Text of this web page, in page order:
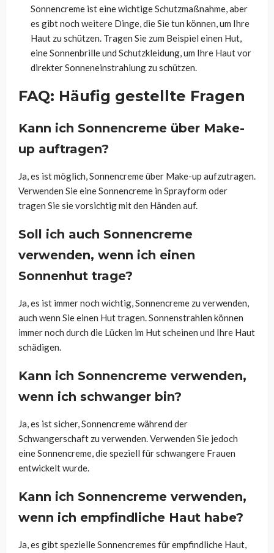
Sonnencreme ist eine wichtige Schutzmaßnahme, aber
es gibt noch weitere Dinge, die Sie tun können, um Ihre
Haut zu schützen. Tragen Sie zum Beispiel einen Hut,
eine Sonnenbrille und Schutzkleidung, um Ihre Haut vor
direkter Sonneneinstrahlung zu schützen.
FAQ: Häufig gestellte Fragen
Kann ich Sonnencreme über Make-
up auftragen?
Ja, es ist möglich, Sonnencreme über Make-up aufzutragen.
Verwenden Sie eine Sonnencreme in Sprayform oder
tragen Sie sie vorsichtig mit den Händen auf.
Soll ich auch Sonnencreme
verwenden, wenn ich einen
Sonnenhut trage?
Ja, es ist immer noch wichtig, Sonnencreme zu verwenden,
auch wenn Sie einen Hut tragen. Sonnenstrahlen können
immer noch durch die Lücken im Hut scheinen und Ihre Haut
schädigen.
Kann ich Sonnencreme verwenden,
wenn ich schwanger bin?
Ja, es ist sicher, Sonnencreme während der
Schwangerschaft zu verwenden. Verwenden Sie jedoch
eine Sonnencreme, die speziell für schwangere Frauen
entwickelt wurde.
Kann ich Sonnencreme verwenden,
wenn ich empfindliche Haut habe?
Ja, es gibt spezielle Sonnencremes für empfindliche Haut,